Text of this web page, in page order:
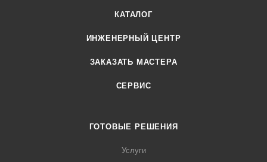
КАТАЛОГ
ИНЖЕНЕРНЫЙ ЦЕНТР
ЗАКАЗАТЬ МАСТЕРА
СЕРВИС
ГОТОВЫЕ РЕШЕНИЯ
Услуги